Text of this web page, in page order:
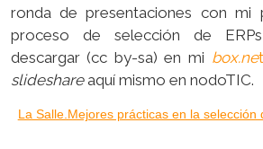
ronda de presentaciones con mi
proceso de selección de
descargar (cc by-sa) en mi box.net
slideshareaquí mismo en nodoTIC.
La Salle.Mejores prácticas en la selección